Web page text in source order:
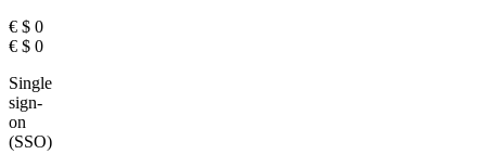
€ $ 0
€ $ 0
Single
sign-
on
(SSO)